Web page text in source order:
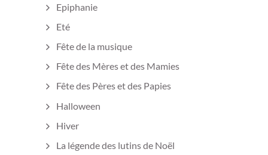
Epiphanie
Eté
Fête de la musique
Fête des Mères et des Mamies
Fête des Pères et des Papies
Halloween
Hiver
La légende des lutins de Noël